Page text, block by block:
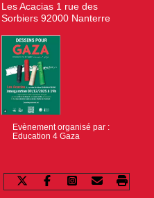
Les Acacias 1 rue des
Sorbiers 92000 Nanterre
Evènement organisé par :
Education 4 Gaza